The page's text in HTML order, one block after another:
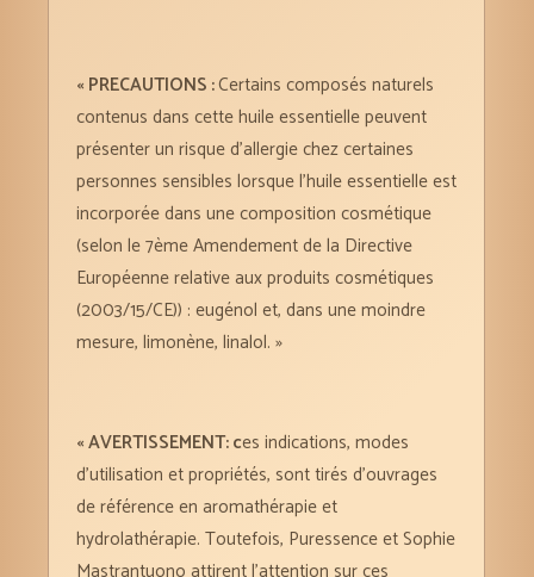
« PRECAUTIONS :Certains composés naturels
contenus dans cette huile essentielle peuvent
présenter un risque d’allergie chez certaines
personnes sensibles lorsque l’huile essentielle est
incorporée dans une composition cosmétique
(selon le 7ème Amendement de la Directive
Européenne relative aux produits cosmétiques
(2003/15/CE)) : eugénol et, dans une moindre
mesure, limonène, linalol. »
« AVERTISSEMENT: ces indications, modes
d’utilisation et propriétés, sont tirés d’ouvrages
de référence en aromathérapie et
hydrolathérapie. Toutefois, Puressence et Sophie